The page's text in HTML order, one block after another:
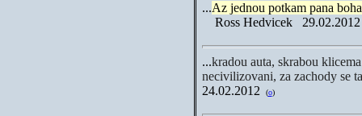
...Az jednou potkam pana
Ross Hedvicek
...kradou auta, skrabou
necivilizovani, za zachody se
24.02.2012
(o)